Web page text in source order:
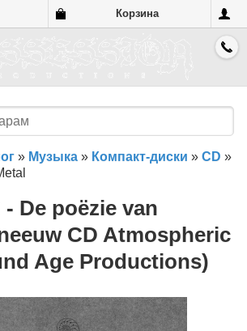
Корзина
» Музыка » Компакт-диски » CD »
- De poëzie van
CD Atmospheric
Age Productions)